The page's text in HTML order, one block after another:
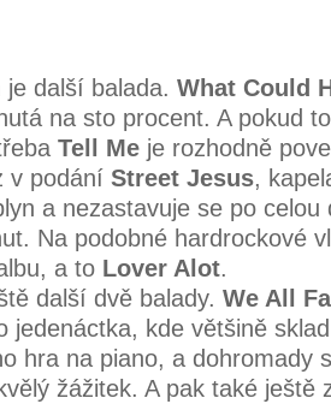
je další balada. What Could
na sto procent. A pokud
Tell Me je rozhodně
v podání Street Jesus,
a nezastavuje se po celou
Na podobné hardrockové
a to Lover Alot.
další dvě balady. We All
jedenáctka, kde většině
hra na piano, a dohromady
žážitek. A pak také ještě